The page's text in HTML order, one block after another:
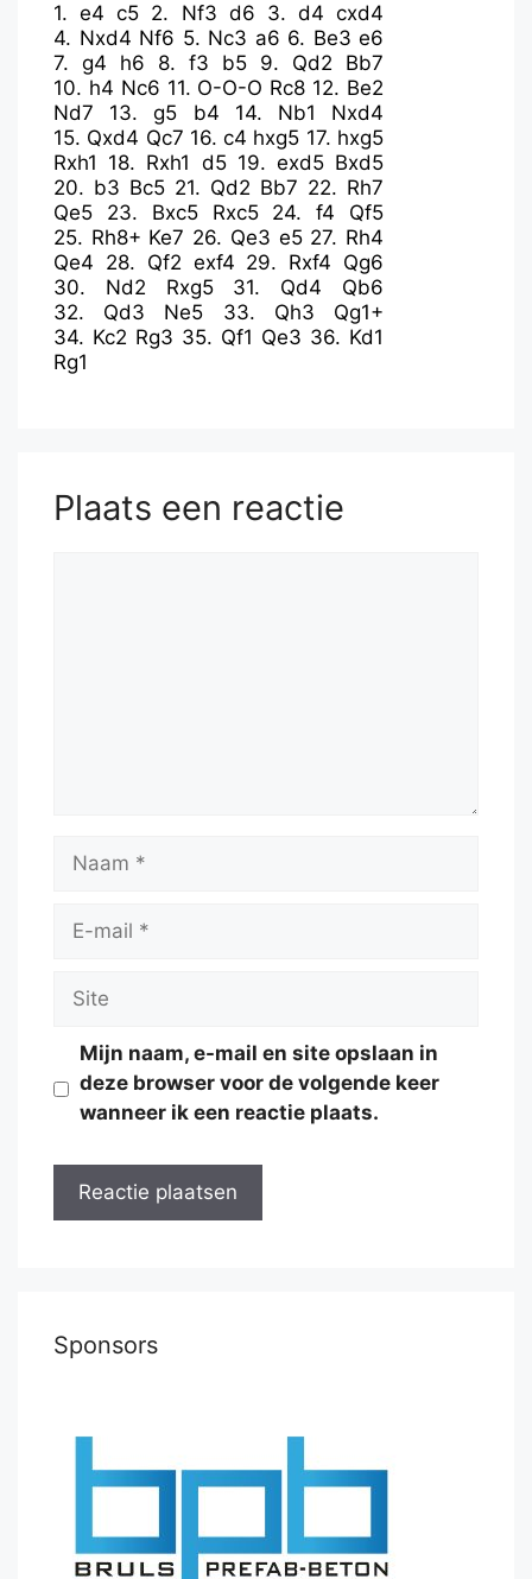
1.e4 c5 2. Nf3 d6 3. d4 cxd4
4. Nxd4 Nf6 5. Nc3 a6 6. Be3 e6
7. g4 h6 8. f3 b5 9. Qd2
Bb7
10. h4 Nc6 11. O-O-O Rc8 12. Be2
Nd7
13.g5 b4 14. Nb1
Nxd4
15. Qxd4 Qc7 16.c4 hxg5 17. hxg5
Rxh1 18. Rxh1 d5 19. exd5 Bxd5
20. b3 Bc5 21. Qd2 Bb7 22. Rh7
Qe5
23. Bxc5 Rxc5 24.f4
Qf5
25. Rh8+ Ke7 26. Qe3 e5 27. Rh4
Qe4 28. Qf2 exf4 29. Rxf4 Qg6
30. Nd2 Rxg5 31. Qd4
Qb6
32. Qd3 Ne5 33. Qh3
Qg1+
34. Kc2 Rg3 35. Qf1 Qe3 36. Kd1
Rg1
Plaats een reactie
Naam
Site
Mijn naam, e-mail en site opslaan in
deze browser voor de volgende keer
wanneer ik een reactie plaats.
Sponsors